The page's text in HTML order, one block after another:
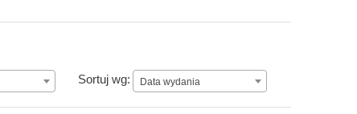
Sortuj wg: Data wydania
Data wydania